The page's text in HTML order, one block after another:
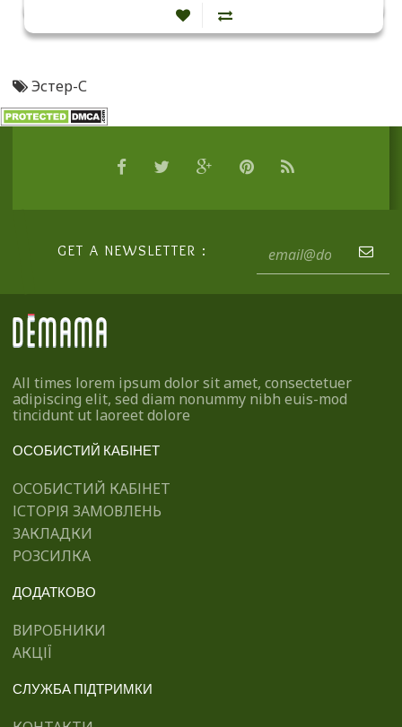
Эстер-С
GET A NEWSLETTER :
All times lorem ipsum dolor sit amet, consectetuer
adipiscing elit, sed diam nonummy nibh euis-mod
tincidunt ut laoreet dolore
ОСОБИСТИЙ КАБІНЕТ
ОСОБИСТИЙ КАБІНЕТ
ІСТОРІЯ ЗАМОВЛЕНЬ
ЗАКЛАДКИ
РОЗСИЛКА
ДОДАТКОВО
ВИРОБНИКИ
АКЦІЇ
СЛУЖБА ПІДТРИМКИ